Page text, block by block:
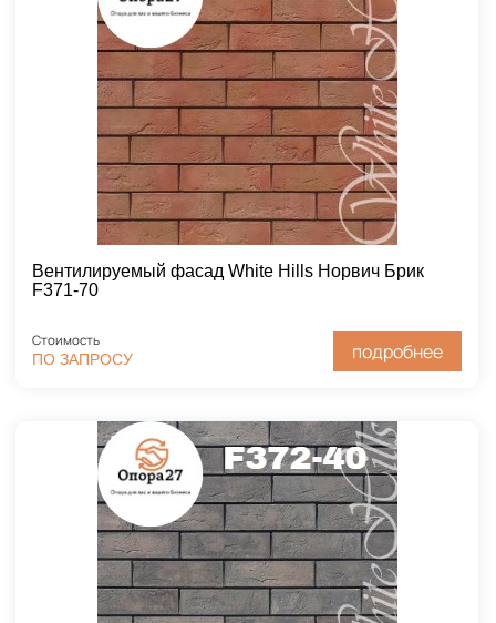
Вентилируемый фасад White Hills Норвич Брик
F371-70
Стоимость
ПО ЗАПРОСУ
подробнее